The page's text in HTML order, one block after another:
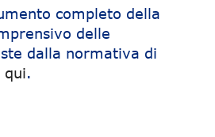
completo della
delle
dalla normativa di
qui.